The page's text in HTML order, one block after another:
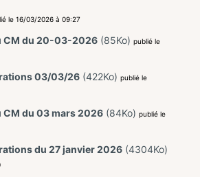
le 16/03/2026 à 09:27
CM du 20-03-2026 (85Ko)publié le
03/03/26 (422Ko)publié le
du 03 mars 2026 (84Ko)publié le
du 27 janvier 2026 (4304Ko)